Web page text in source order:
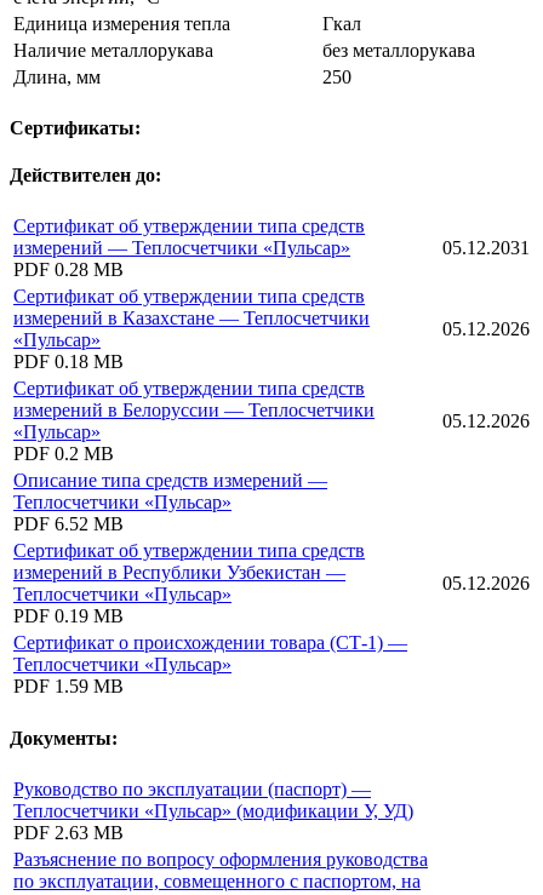
Единица измерения тепла
Гкал
Наличие металлорукава
без металлорукава
Длина, мм
250
Сертификаты:
Действителен до:
Сертификат об утверждении типа средств
измерений — Теплосчетчики «Пульсар»
PDF 0.28 MB
05.12.2031
Сертификат об утверждении типа средств
измерений в Казахстане — Теплосчетчики
«Пульсар»
PDF 0.18 MB
05.12.2026
Сертификат об утверждении типа средств
измерений в Белоруссии — Теплосчетчики
«Пульсар»
PDF 0.2 MB
05.12.2026
Описание типа средств измерений —
Теплосчетчики «Пульсар»
PDF 6.52 MB
Сертификат об утверждении типа средств
измерений в Республики Узбекистан —
Теплосчетчики «Пульсар»
PDF 0.19 MB
05.12.2026
Сертификат о происхождении товара (СТ-1) —
Теплосчетчики «Пульсар»
PDF 1.59 MB
Документы:
Руководство по эксплуатации (паспорт) —
Теплосчетчики «Пульсар» (модификации У, УД)
PDF 2.63 MB
Разъяснение по вопросу оформления руководства
по эксплуатации, совмещенного с паспортом, на